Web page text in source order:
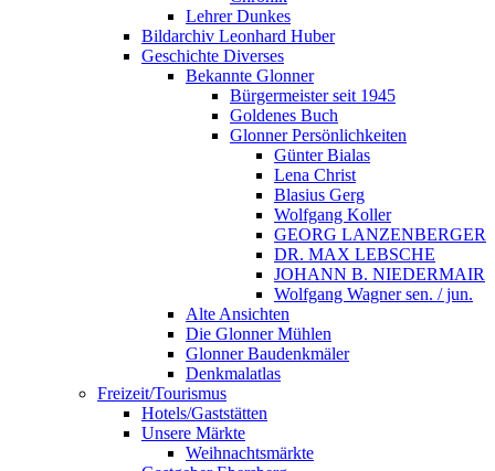
Lehrer Dunkes
Bildarchiv Leonhard Huber
Geschichte Diverses
Bekannte Glonner
Bürgermeister seit 1945
Goldenes Buch
Glonner Persönlichkeiten
Günter Bialas
Lena Christ
Blasius Gerg
Wolfgang Koller
GEORG LANZENBERGER
DR. MAX LEBSCHE
JOHANN B. NIEDERMAIR
Wolfgang Wagner sen. / jun.
Alte Ansichten
Die Glonner Mühlen
Glonner Baudenkmäler
Denkmalatlas
Freizeit/Tourismus
Hotels/Gaststätten
Unsere Märkte
Weihnachtsmärkte